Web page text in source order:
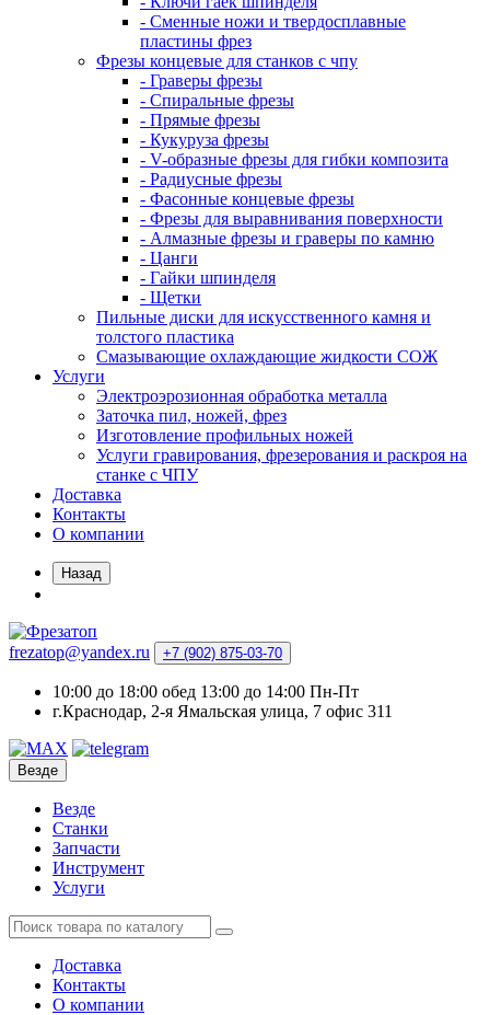
- Сменные ножи и твердосплавные
пластины фрез
Фрезы концевые для станков с чпу
- Граверы фрезы
- Спиральные фрезы
- Прямые фрезы
- Кукуруза фрезы
- V-образные фрезы для гибки композита
- Радиусные фрезы
- Фасонные концевые фрезы
- Фрезы для выравнивания поверхности
- Алмазные фрезы и граверы по камню
- Цанги
- Гайки шпинделя
- Щетки
Пильные диски для искусственного камня и
толстого пластика
Смазывающие охлаждающие жидкости СОЖ
Услуги
Электроэрозионная обработка металла
Заточка пил, ножей, фрез
Изготовление профильных ножей
Услуги гравирования, фрезерования и раскроя на
станке с ЧПУ
Доставка
Контакты
О компании
Назад
frezatop@yandex.ru +7 (902) 875-03-70
10:00 до 18:00 обед 13:00 до 14:00 Пн-Пт
г.Краснодар, 2-я Ямальская улица, 7 офис 311
Везде
Везде
Станки
Запчасти
Инструмент
Услуги
Доставка
Контакты
О компании